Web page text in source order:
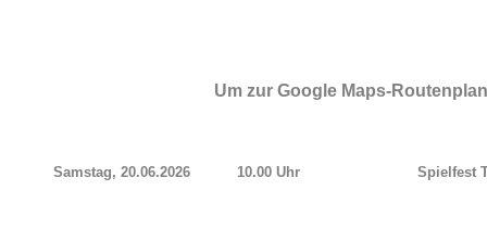
Um zur Google Maps-
Samstag, 20.06.2026 10.00 Uhr Spielfest